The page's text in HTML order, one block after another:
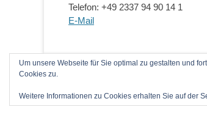
Telefon: +49 2337 94 90 14 1
E-Mail
Um unsere Webseite für Sie optimal zu gestalten und
Cookies zu.
Weitere Informationen zu Cookies erhalten Sie auf der